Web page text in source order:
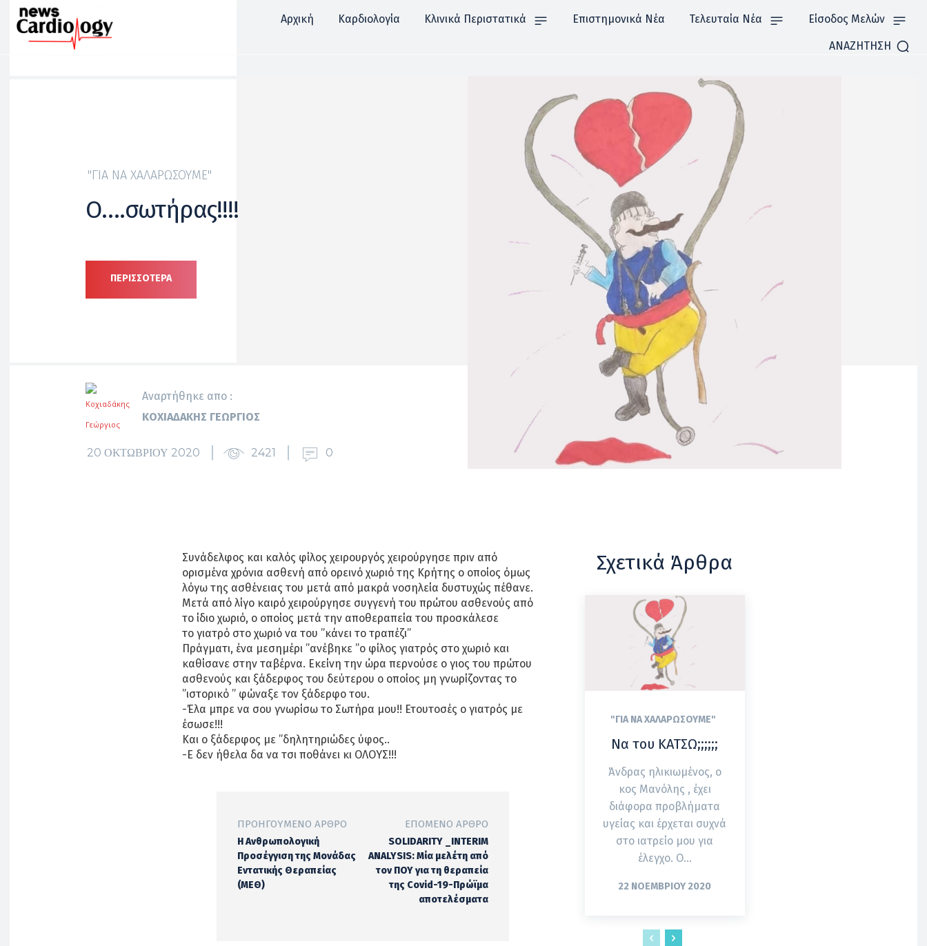
Αρχική Καρδιολογία Κλινικά Περιστατικά Επιστημονικά Νέα Τελευταία Νέα Είσοδος Μελών
ΑΝΑΖΗΤΗΣΗ
"ΓΙΑ ΝΑ ΧΑΛΑΡΏΣΟΥΜΕ"
Ο….σωτήρας!!!!
ΠΕΡΙΣΣΟΤΕΡΑ
Αναρτήθηκε απο :
ΚΟΧΙΑΔΆΚΗΣ ΓΕΏΡΓΙΟΣ
20 ΟΚΤΩΒΡΊΟΥ 2020 2421 0
Συνάδελφος και καλός φίλος χειρουργός χειρούργησε πριν από
ορισμένα χρόνια ασθενή από ορεινό χωριό της Κρήτης ο οποίος όμως
λόγω της ασθένειας του μετά από μακρά νοσηλεία δυστυχώς πέθανε.
Μετά από λίγο καιρό χειρούργησε συγγενή του πρώτου ασθενούς από
το ίδιο χωριό, ο οποίος μετά την αποθεραπεία του προσκάλεσε
το γιατρό στο χωριό να του ”κάνει το τραπέζι”
Πράγματι, ένα μεσημέρι ”ανέβηκε ”ο φίλος γιατρός στο χωριό και
καθίσανε στην ταβέρνα. Εκείνη την ώρα περνούσε ο γιος του πρώτου
ασθενούς και ξάδερφος του δεύτερου ο οποίος μη γνωρίζοντας το
”ιστορικό ” φώναξε τον ξάδερφο του.
-Έλα μπρε να σου γνωρίσω το Σωτήρα μου!! Ετουτοσές ο γιατρός με
έσωσε!!!
Και ο ξάδερφος με ”δηλητηριώδες ύφος..
-Ε δεν ήθελα δα να τσι ποθάνει κι ΟΛΟΥΣ!!!
ΠΡΟΗΓΟΎΜΕΝΟ ΆΡΘΡΟ
Η Ανθρωπολογική
Προσέγγιση της Μονάδας
Εντατικής Θεραπείας
(ΜΕΘ)
ΕΠΌΜΕΝΟ ΆΡΘΡΟ
SOLIDARITY _INTERIM
ANALYSIS: Μία μελέτη από
τον ΠΟΥ για τη θεραπεία
της Covid-19-Πρώϊμα
αποτελέσματα
Σχετικά Άρθρα
"ΓΙΑ ΝΑ ΧΑΛΑΡΏΣΟΥΜΕ"
Να του ΚΑΤΣΩ;;;;;;
Άνδρας ηλικιωμένος, ο
κος Μανόλης , έχει
διάφορα προβλήματα
υγείας και έρχεται συχνά
στο ιατρείο μου για
έλεγχο. Ο...
22 ΝΟΕΜΒΡΊΟΥ 2020